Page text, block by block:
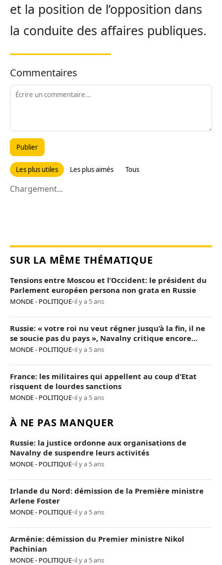
et la position de l’opposition dans
la conduite des affaires publiques.
Commentaires
Publier
Les plus utiles Les plus aimés Tous
Chargement...
SUR LA MÊME THÉMATIQUE
Tensions entre Moscou et l’Occident: le président du
Parlement européen persona non grata en Russie
MONDE - POLITIQUE•il y a 5 ans
Russie: « votre roi nu veut régner jusqu’à la fin, il ne
se soucie pas du pays », Navalny critique encore
Poutine
MONDE - POLITIQUE•il y a 5 ans
France: les militaires qui appellent au coup d’Etat
risquent de lourdes sanctions
MONDE - POLITIQUE•il y a 5 ans
À NE PAS MANQUER
Russie: la justice ordonne aux organisations de
Navalny de suspendre leurs activités
MONDE - POLITIQUE•il y a 5 ans
Irlande du Nord: démission de la Première ministre
Arlene Foster
MONDE - POLITIQUE•il y a 5 ans
Arménie: démission du Premier ministre Nikol
Pachinian
MONDE - POLITIQUE•il y a 5 ans